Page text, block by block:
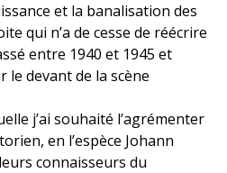
et la banalisation des
qui n’a de cesse de réécrire
entre 1940 et 1945 et
le devant de la scène
j’ai souhaité l’agrémenter
en l’espèce Johann
connaisseurs du